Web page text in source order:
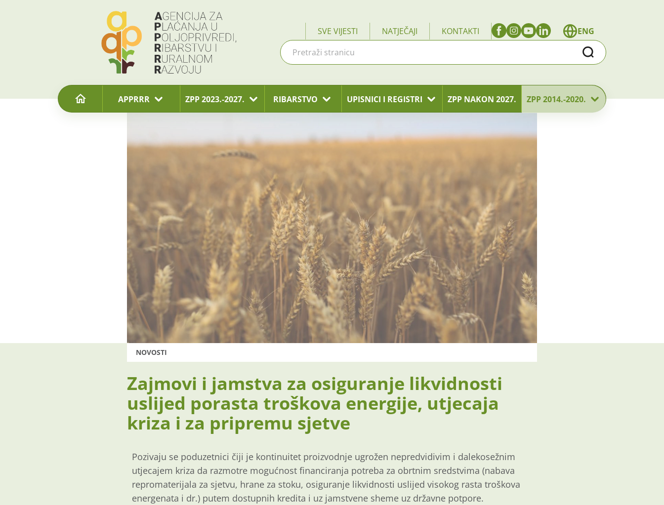
SVE VIJESTI NATJEČAJI KONTAKTI
ENG
Traži
APPRRR ZPP 2023.-2027. RIBARSTVO UPISNICI I REGISTRI ZPP NAKON 2027. ZPP 2014.-2020.
NOVOSTI
Zajmovi i jamstva za osiguranje likvidnosti
uslijed porasta troškova energije, utjecaja
kriza i za pripremu sjetve
Pozivaju se poduzetnici čiji je kontinuitet proizvodnje ugrožen nepredvidivim i dalekosežnim
utjecajem kriza da razmotre mogućnost financiranja potreba za obrtnim sredstvima (nabava
repromaterijala za sjetvu, hrane za stoku, osiguranje likvidnosti uslijed visokog rasta troškova
energenata i dr.) putem dostupnih kredita i uz jamstvene sheme uz državne potpore.